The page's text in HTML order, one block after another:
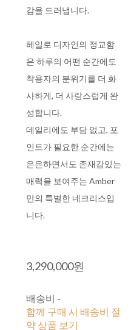
감을 드러냅니다.
헤일로 디자인의 정교함
은 하루의 어떤 순간에도
착용자의 분위기를 더 화
사하게, 더 사랑스럽게 완
성합니다.
데일리에도 부담 없고, 포
인트가 필요한 순간에는
은은하면서도 존재감있는
매력을 보여주는 Amber
만의 특별한 네크리스입
니다.
3,290,000원
배송비 -
함께 구매 시 배송비 절
약 상품 보기